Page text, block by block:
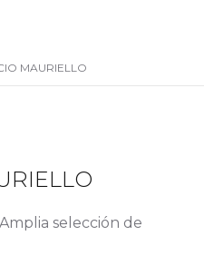
MAURIELLO
selección de